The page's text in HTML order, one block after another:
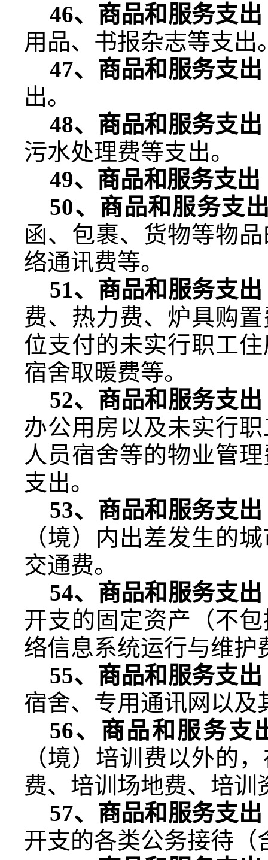
46、商品和服务支
用品、书报杂志等支出
47、商品和服务支
出。
48、商品和服务支
污水处理费等支出。
49、商品和服务支
50、商品和服务支
函、包裹、货物等物
络通讯费等。
51、商品和服务支
费、热力费、炉具购
位支付的未实行职工
宿舍取暖费等。
52、商品和服务支
办公用房以及未实行
人员宿舍等的物业管
支出。
53、商品和服务支
（境）内出差发生的
交通费。
54、商品和服务支
开支的固定资产（不
络信息系统运行与维护
55、商品和服务支
宿舍、专用通讯网以及
56、商品和服务支
（境）培训费以外的
费、培训场地费、培
57、商品和服务支
开支的各类公务接待（